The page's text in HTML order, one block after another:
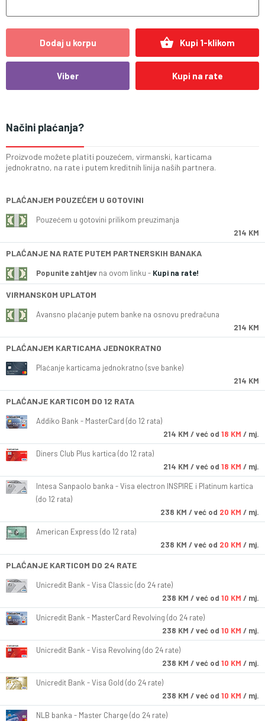
Dodaj u korpu shopping_basket Kupi 1-klikom
Viber Kupi na rate
Načini plaćanja?
Proizvode možete platiti pouzećem, virmanski, karticama
jednokratno, na rate i putem kreditnih linija naših partnera.
PLAĆANJEM POUZEĆEM U GOTOVINI
Pouzećem u gotovini prilikom preuzimanja
214 KM
PLAĆANJE NA RATE PUTEM PARTNERSKIH BANAKA
Popunite zahtjev na ovom linku - Kupi na rate!
VIRMANSKOM UPLATOM
Avansno plaćanje putem banke na osnovu predračuna
214 KM
PLAĆANJEM KARTICAMA JEDNOKRATNO
Plaćanje karticama jednokratno (sve banke)
214 KM
PLAĆANJE KARTICOM DO 12 RATA
Addiko Bank - MasterCard (do 12 rata)
214 KM / već od 18 KM / mj.
Diners Club Plus kartica (do 12 rata)
214 KM / već od 18 KM / mj.
Intesa Sanpaolo banka - Visa electron INSPIRE i Platinum kartica
(do 12 rata)
238 KM / već od 20 KM / mj.
American Express (do 12 rata)
238 KM / već od 20 KM / mj.
PLAĆANJE KARTICOM DO 24 RATE
Unicredit Bank - Visa Classic (do 24 rate)
238 KM / već od 10 KM / mj.
Unicredit Bank - MasterCard Revolving (do 24 rate)
238 KM / već od 10 KM / mj.
Unicredit Bank - Visa Revolving (do 24 rate)
238 KM / već od 10 KM / mj.
Unicredit Bank - Visa Gold (do 24 rate)
238 KM / već od 10 KM / mj.
NLB banka - Master Charge (do 24 rate)